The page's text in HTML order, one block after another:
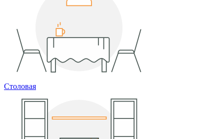
Столовая